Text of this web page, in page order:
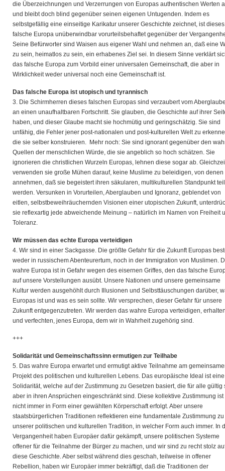
die Überzeichnungen und Verzerrungen von Europas authentischen Werten
und bleibt doch blind gegenüber seinen eigenen Untugenden. Indem es
selbstgefällig eine einseitige Karikatur unserer Geschichte zeichnet, ist dieses
falsche Europa unüberwindbar vorurteilsbehaftet gegenüber der
Seine Befürworter sind Waisen aus eigener Wahl und nehmen an, daß eine
zu sein, heimatlos zu sein, ein erhabenes Ziel sei. In diesem Sinne verklärt
das falsche Europa zum Vorbild einer universalen Gemeinschaft, die aber in
Wirklichkeit weder universal noch eine Gemeinschaft ist.
Das falsche Europa ist utopisch und tyrannisch
3. Die Schirmherren dieses falschen Europas sind verzaubert vom
an einen unaufhaltbaren Fortschritt. Sie glauben, die Geschichte auf ihrer
haben, und dieser Glaube macht sie hochmütig und geringschätzig. Sie sind
unfähig, die Fehler jener post-nationalen und post-kulturellen Welt zu
die sie selber konstruieren. Mehr noch: Sie sind ignorant gegenüber den
Quellen der menschlichen Würde, die sie angeblich so hoch schätzen. Sie
ignorieren die christlichen Wurzeln Europas, lehnen diese sogar ab.
verwenden sie große Mühen darauf, keine Muslime zu beleidigen, von denen
annehmen, daß sie begeistert ihren säkularen, multikulturellen Standpunkt
werden. Versunken in Vorurteilen, Aberglauben und Ignoranz, geblendet von
eitlen, selbstbeweihräuchernden Visionen einer utopischen Zukunft,
sie reflexartig jede abweichende Meinung – natürlich im Namen von Freiheit
Toleranz.
Wir müssen das echte Europa verteidigen
4. Wir sind in einer Sackgasse. Die größte Gefahr für die Zukunft Europas
weder in russischem Abenteurertum, noch in der Immigration von Muslimen.
wahre Europa ist in Gefahr wegen des eisernen Griffes, den das falsche
auf unsere Vorstellungen ausübt. Unsere Nationen und unsere gemeinsame
Kultur werden ausgehöhlt durch Illusionen und Selbsttäuschungen darüber,
Europas ist und was es sein sollte. Wir versprechen, dieser Gefahr für unsere
Zukunft entgegenzutreten. Wir werden das wahre Europa verteidigen,
und verfechten, jenes Europa, dem wir in Wahrheit zugehörig sind.
+++
Solidarität und Gemeinschaftssinn ermutigen zur Teilhabe
5. Das wahre Europa erwartet und ermutigt aktive Teilnahme am
Projekt des politischen und kulturellen Lebens. Das europäische Ideal ist eine
Solidarität, welche auf der Zustimmung zu Gesetzen basiert, die für alle gültig
aber in ihren Ansprüchen eingeschränkt sind. Diese kollektive Zustimmung ist
nicht immer in Form einer gewählten Körperschaft erfolgt. Aber unsere
staatsbürgerlichen Traditionen reflektieren eine fundamentale Zustimmung zu
unserer politischen und kulturellen Tradition, in welcher Form auch immer. In
Vergangenheit haben Europäer dafür gekämpft, unsere politischen Systeme
offener für die Teilnahme der Bürger zu machen, und wir sind zu recht stolz
diese Geschichte. Aber selbst während dies geschah, teilweise in offener
Rebellion, haben wir Europäer immer bekräftigt, daß die Traditionen der